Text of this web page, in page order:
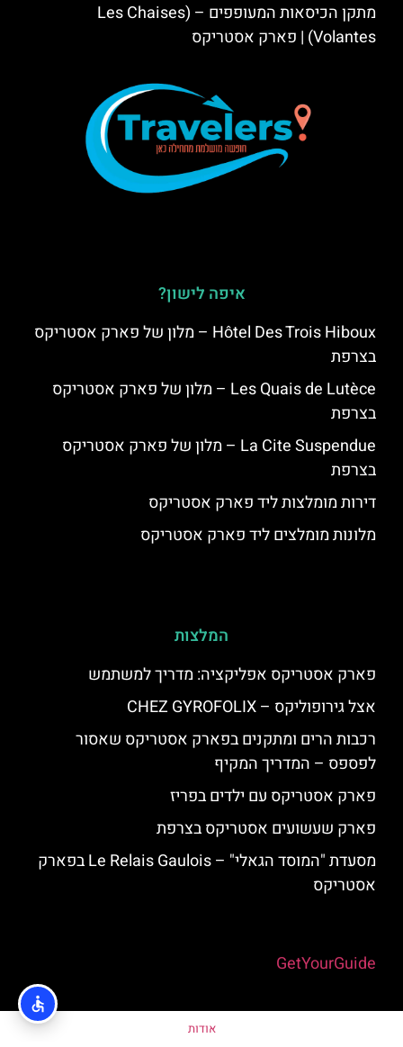
מתקן הכיסאות המעופפים – (Les Chaises
Volantes) | פארק אסטריקס
איפה לישון?
Hôtel Des Trois Hiboux – מלון של פארק אסטריקס
בצרפת
Les Quais de Lutèce – מלון של פארק אסטריקס
בצרפת
La Cite Suspendue – מלון של פארק אסטריקס
בצרפת
דירות מומלצות ליד פארק אסטריקס
מלונות מומלצים ליד פארק אסטריקס
המלצות
פארק אסטריקס אפליקציה: מדריך למשתמש
אצל גירופוליקס – CHEZ GYROFOLIX
רכבות הרים ומתקנים בפארק אסטריקס שאסור
לפספס – המדריך המקיף
פארק אסטריקס עם ילדים בפריז
פארק שעשועים אסטריקס בצרפת
מסעדת "המוסד הגאלי" – Le Relais Gaulois בפארק
אסטריקס
GetYourGuide
אודות